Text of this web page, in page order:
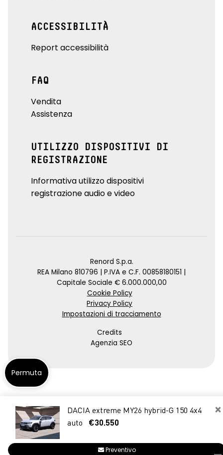
×
DACIA extreme MY26 hybrid-G 150 4x4
auto
€30.550
Preventivo
ACCESSIBILITÀ
Report accessibilità
FAQ
Vendita
Assistenza
UTILIZZO DISPOSITIVI DI
REGISTRAZIONE
Informativa utilizzo dispositivi
registrazione audio e video
Renord S.p.a.
REA Milano 810796 | P.IVA e C.F. 00858180151 |
Capitale Sociale € 6.000.000,00
Cookie Policy
Privacy Policy
Impostazioni di tracciamento
Credits
Agenzia SEO
Permuta